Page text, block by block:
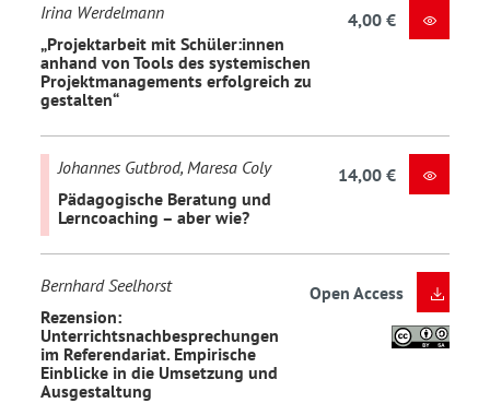
Irina Werdelmann
„Projektarbeit mit Schüler:innen
anhand von Tools des systemischen
Projektmanagements erfolgreich zu
gestalten“
4,00 €
Johannes Gutbrod, Maresa Coly
Pädagogische Beratung und
Lerncoaching – aber wie?
14,00 €
Bernhard Seelhorst
Rezension:
Unterrichtsnachbesprechungen
im Referendariat. Empirische
Einblicke in die Umsetzung und
Ausgestaltung
Open Access